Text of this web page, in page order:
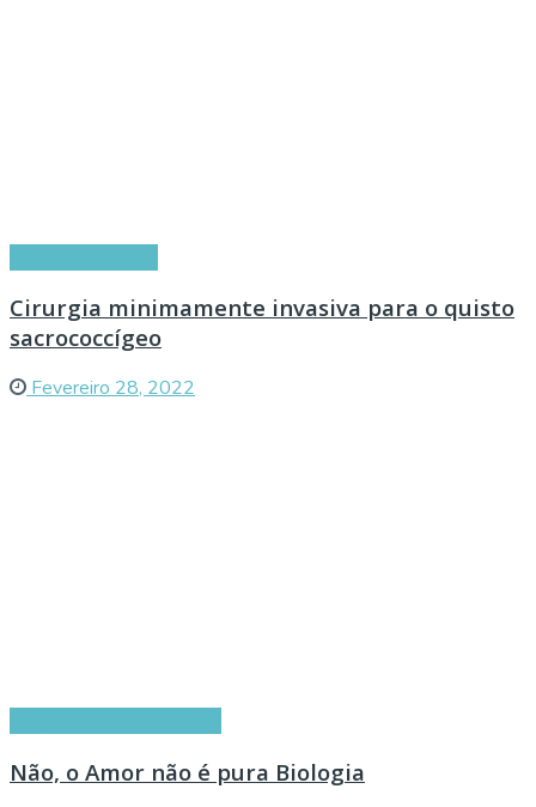
Cirurgia minimamente invasiva para o quisto
sacrococcígeo
Fevereiro 28, 2022
Não, o Amor não é pura Biologia